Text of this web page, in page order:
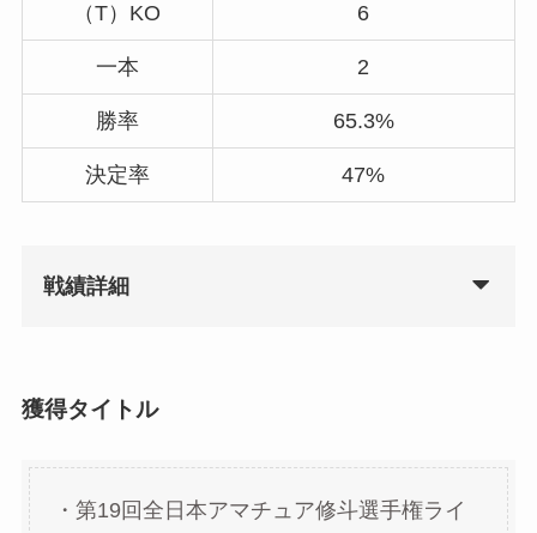
（T）KO 6
一本 2
勝率 65.3%
決定率 47%
戦績詳細
獲得タイトル
・第19回全日本アマチュア修斗選手権ライ